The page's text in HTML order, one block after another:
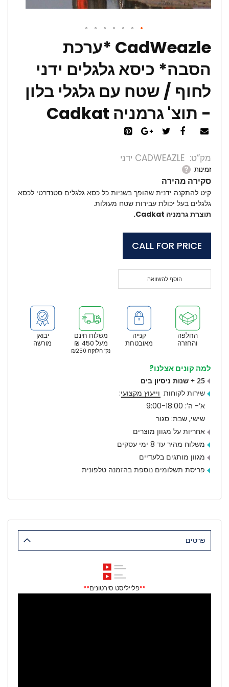
CadWeazle *ערכת
הסבה* כיסא גלגלים ידני
לחוף / שטח עם גלגלי בלון
- תוצ' גרמניה Cadkat
מק”ט CADWEAZLE ידני
זמינות
סקירה מהירה
קיט להתקנה ידנית שהופך בשניות כל כסא גלגלים סטנדרטי לכסא
גלגלים בעל יכולת עבירות שטח מעולות.
תוצרת גרמניה Cadkat.
CALL FOR PRICE
הוסף להשוואה
יבואן
מורשה
משלוח חינם
מעל 450 ₪
נק’ חלוקה ₪250
קנייה
מאובטחת
החלפה
והחזרה
למה קונים אצלנו?
25 + שנות ניסיון בים
שירות לקוחות וייעוץ מקצועי:
א’- ה’: 9:00-18:00
שישי, שבת: סגור
אחריות על מגוון מוצרים
משלוח מהיר עד 8 ימי עסקים
מגוון מותגים בלעדיים
פריסת תשלומים נוספת בהזמנה טלפונית
פרטים
**פלייליסט סירטונים**